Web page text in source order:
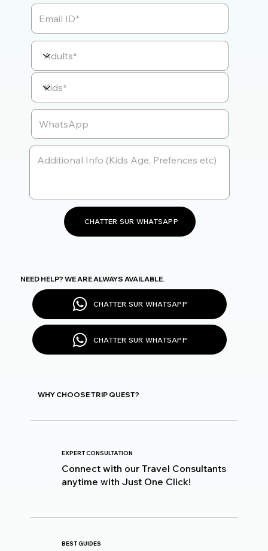
CHATTER SUR WHATSAPP
NEED HELP? WE ARE ALWAYS AVAILABLE.
CHATTER SUR WHATSAPP
CHATTER SUR WHATSAPP
WHY CHOOSE TRIP QUEST?
EXPERT CONSULTATION
Connect with our Travel Consultants
anytime with Just One Click!
BEST GUIDES